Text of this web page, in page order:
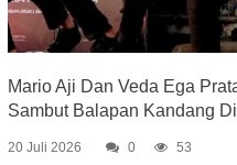
Mario Aji Dan Veda Ega
Sambut Balapan Kandang
20 Juli 2026 0 53